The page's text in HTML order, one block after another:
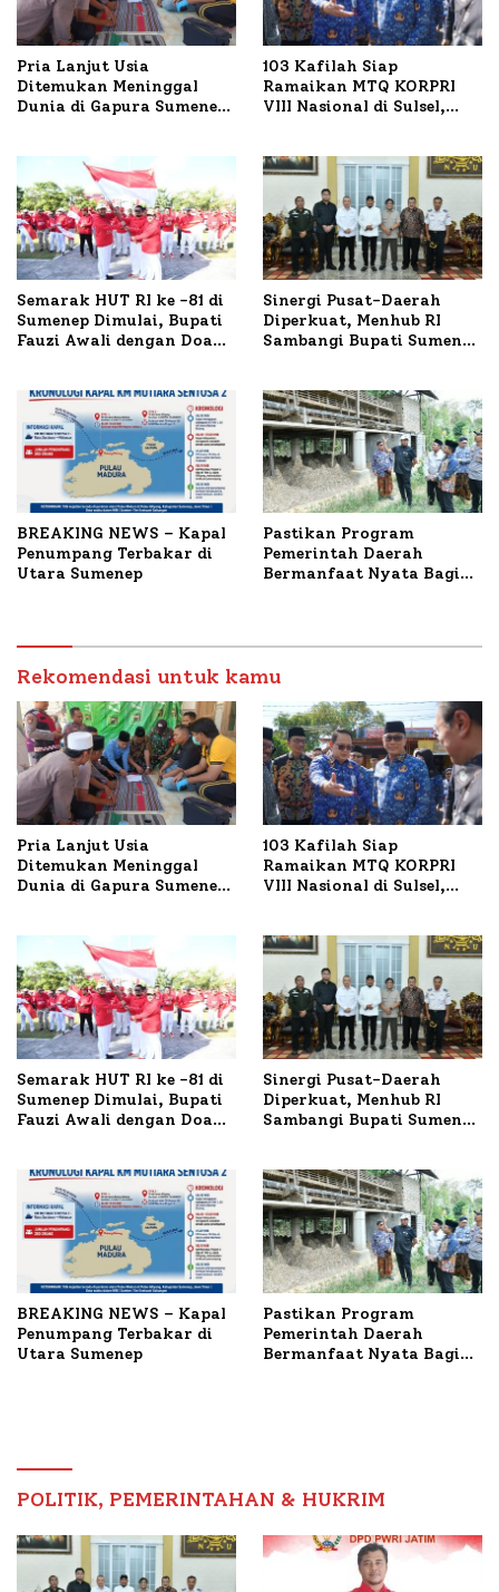
Pria Lanjut Usia
Ditemukan Meninggal
Dunia di Gapura Sumenep,
103 Kafilah Siap
Ramaikan MTQ KORPRI
VIII Nasional di Sulsel,
Semarak HUT RI ke -81 di
Sumenep Dimulai, Bupati
Fauzi Awali dengan Doa
Sinergi Pusat-Daerah
Diperkuat, Menhub RI
Sambangi Bupati Sumenep
BREAKING NEWS – Kapal
Penumpang Terbakar di
Utara Sumenep
Pastikan Program
Pemerintah Daerah
Bermanfaat Nyata Bagi
Timur
Rekomendasi untuk kamu
Pria Lanjut Usia
Ditemukan Meninggal
Dunia di Gapura Sumenep,
103 Kafilah Siap
Ramaikan MTQ KORPRI
VIII Nasional di Sulsel,
Semarak HUT RI ke -81 di
Sumenep Dimulai, Bupati
Fauzi Awali dengan Doa
Sinergi Pusat-Daerah
Diperkuat, Menhub RI
Sambangi Bupati Sumenep
BREAKING NEWS – Kapal
Penumpang Terbakar di
Utara Sumenep
Pastikan Program
Pemerintah Daerah
Bermanfaat Nyata Bagi
POLITIK, PEMERINTAHAN & HUKRIM